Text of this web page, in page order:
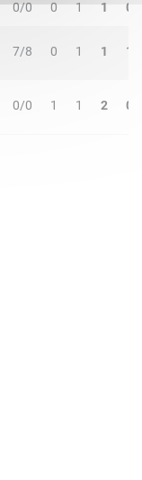
0/0 0 1 1 0
7/8 0 1 1 1
0/0 1 1 2 0